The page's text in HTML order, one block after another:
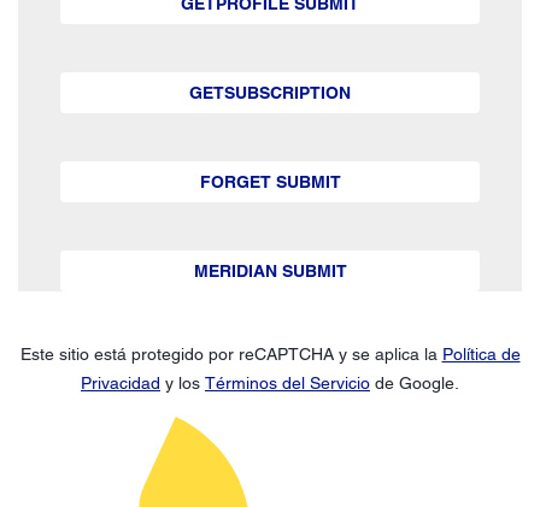
GETSUBSCRIPTION
FORGET SUBMIT
MERIDIAN SUBMIT
Este sitio está protegido por reCAPTCHA y se aplica la Política de
Privacidad y los Términos del Servicio de Google.